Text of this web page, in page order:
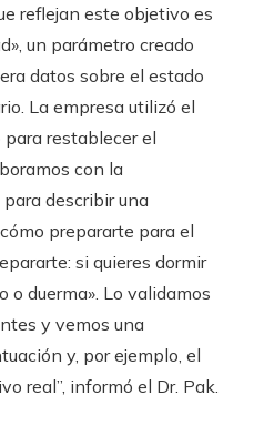
reflejan este objetivo es
un parámetro creado
datos sobre el estado
La empresa utilizó el
restablecer el
con la
describir una
prepararte para el
si quieres dormir
o duerma». Lo validamos
y vemos una
y, por ejemplo, el
real”, informó el Dr. Pak.